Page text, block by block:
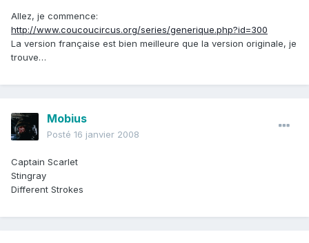
Allez, je commence:
http://www.coucoucircus.org/series/generique.php?id=300
La version française est bien meilleure que la version originale, je
trouve…
Mobius
Posté 16 janvier 2008
Captain Scarlet
Stingray
Different Strokes